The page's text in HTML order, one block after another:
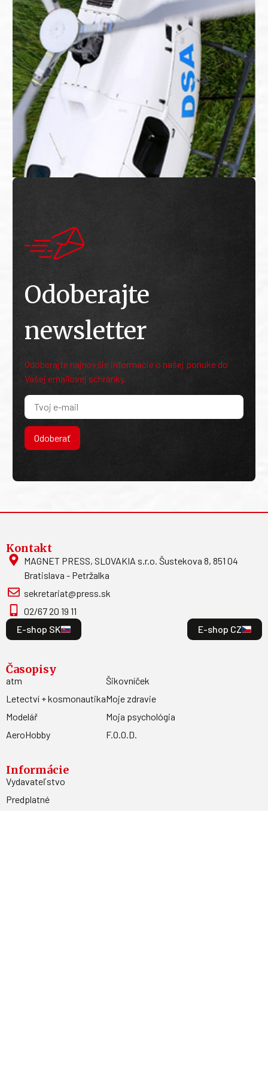
Odoberajte
newsletter
Odoberajte najnovšie informácie o našej ponuke do
Vašej emailovej schránky.
Odoberať
Kontakt
MAGNET PRESS, SLOVAKIA s.r.o. Šustekova 8, 851 04
Bratislava - Petržalka
sekretariat@press.sk
02/67 20 19 11
E-shop SK
E-shop CZ
Časopisy
atm
Letectví + kosmonautika
Modelář
AeroHobby
Šikovníček
Moje zdravie
Moja psychológia
F.O.O.D.
Informácie
Vydavateľstvo
Predplatné